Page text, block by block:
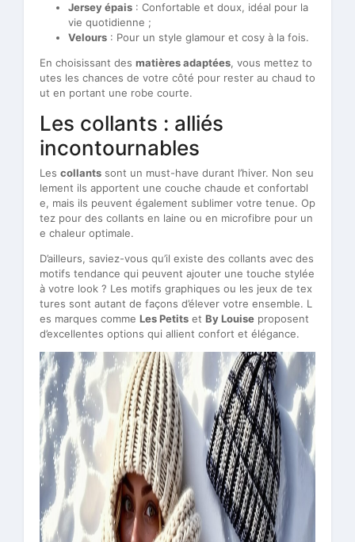
Jersey épais : Confortable et doux, idéal pour la
vie quotidienne ;
Velours : Pour un style glamour et cosy à la fois.
En choisissant des matières adaptées, vous mettez to
utes les chances de votre côté pour rester au chaud to
ut en portant une robe courte.
Les collants : alliés
incontournables
Les collants sont un must-have durant l’hiver. Non seu
lement ils apportent une couche chaude et confortabl
e, mais ils peuvent également sublimer votre tenue. Op
tez pour des collants en laine ou en microfibre pour un
e chaleur optimale.
D’ailleurs, saviez-vous qu’il existe des collants avec des
motifs tendance qui peuvent ajouter une touche stylée
à votre look ? Les motifs graphiques ou les jeux de tex
tures sont autant de façons d’élever votre ensemble. L
es marques comme Les Petits et By Louise proposent
d’excellentes options qui allient confort et élégance.